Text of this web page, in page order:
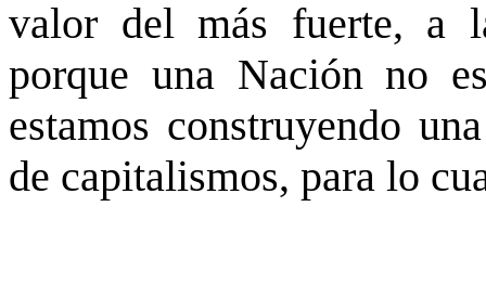
valor del más fuerte, a
porque una Nación no
estamos construyendo
de capitalismos, para lo